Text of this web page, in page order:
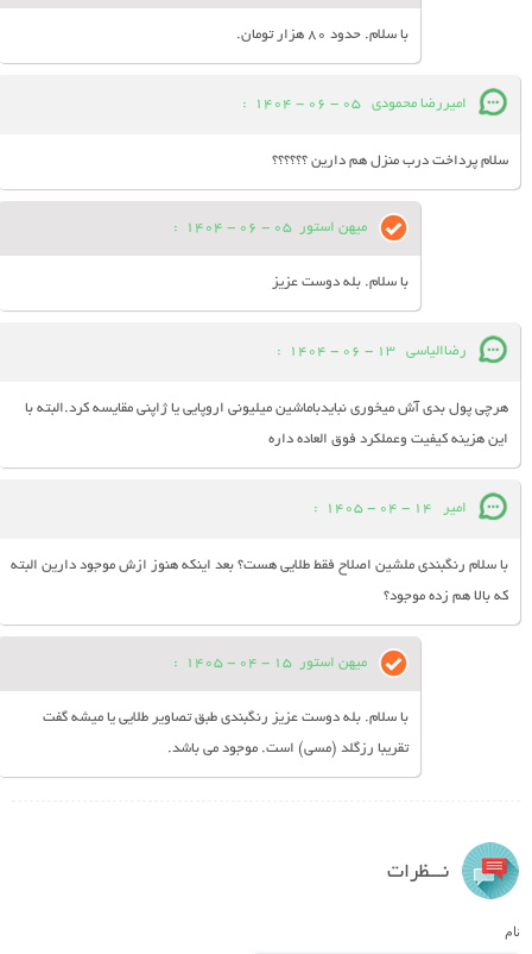
با سلام. حدود 80 هزار تومان.
امیررضا محمودی 05 - 06 - 1404
:
سلام پرداخت درب منزل هم دارین ؟؟؟؟؟؟
میهن استور 05 - 06 - 1404
:
با سلام. بله دوست عزیز
رضاالیاسی 13 - 06 - 1404
:
هرچی پول بدی آش میخوری نبایدباماشین میلیونی اروپایی یا ژاپنی مقایسه کرد.البته با
این هزینه کیفیت وعملکرد فوق العاده داره
امیر 14 - 04 - 1405
:
با سلام رنگبندی ملشین اصلاح فقط طلایی هست؟ بعد اینکه هنوز ازش موجود دارین البته
که بالا هم زده موجود؟
میهن استور 15 - 04 - 1405
:
با سلام. بله دوست عزیز رنگبندی طبق تصاویر طلایی یا میشه گفت
تقریبا رزگلد (مسی) است. موجود می باشد.
نـــظرات
نام